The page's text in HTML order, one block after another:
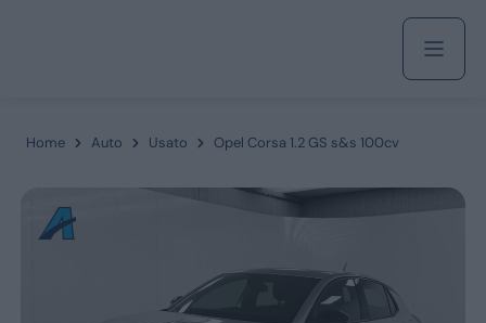
Acquista
Azienda
Servizi
Home Auto Usato Opel Corsa 1.2 GS s&s 100cv